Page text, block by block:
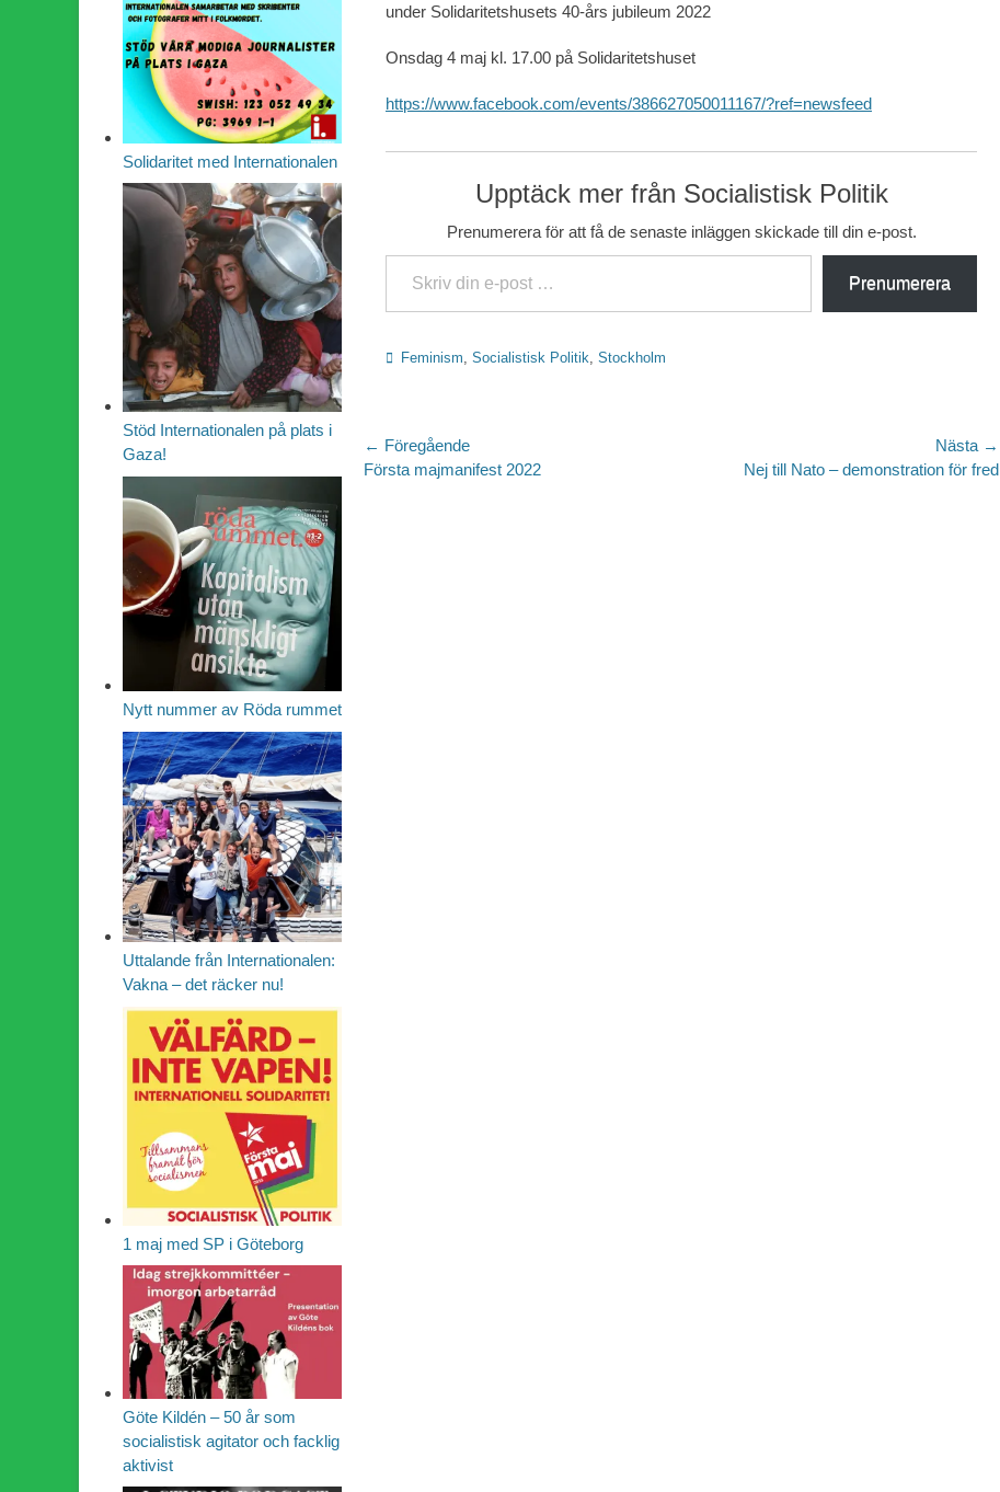
under Solidaritetshusets 40-års jubileum 2022
Onsdag 4 maj kl. 17.00 på Solidaritetshuset
https://www.facebook.com/events/386627050011167/?ref=newsfeed
Upptäck mer från Socialistisk Politik
Prenumerera för att få de senaste inläggen skickade till din e-post.
Skriv din e-post …
Prenumerera
Kategorier
Feminism, Socialistisk Politik, Stockholm
Inläggsnavigering
← Föregående
Föregående
Första majmanifest 2022
Nästa →
Nej till Nato – demonstration för fred
Solidaritet med Internationalen
Stöd Internationalen på plats i
Gaza!
Nytt nummer av Röda rummet
Uttalande från Internationalen:
Vakna – det räcker nu!
1 maj med SP i Göteborg
Göte Kildén – 50 år som
socialistisk agitator och facklig
aktivist